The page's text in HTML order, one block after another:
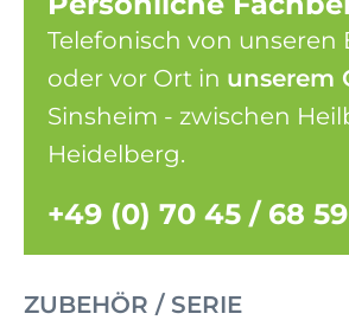
Telefonisch von unseren
oder vor Ort in unserem
Sinsheim - zwischen
Heidelberg.
+49 (0) 70 45 / 68
ZUBEHÖR / SERIE